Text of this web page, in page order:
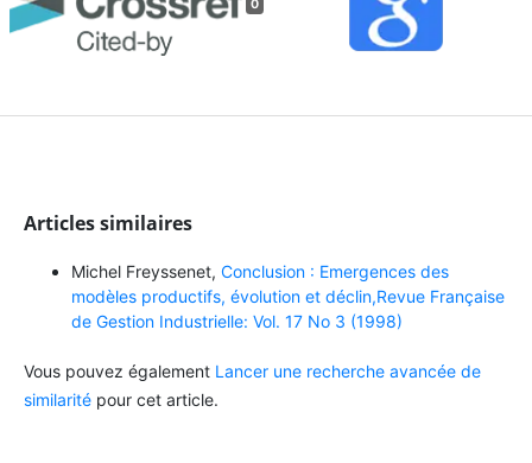
0
Articles similaires
Michel Freyssenet, Conclusion : Emergences des
modèles productifs, évolution et déclin,Revue Française
de Gestion Industrielle: Vol. 17 No 3 (1998)
Vous pouvez également Lancer une recherche avancée de
similaritépour cet article.